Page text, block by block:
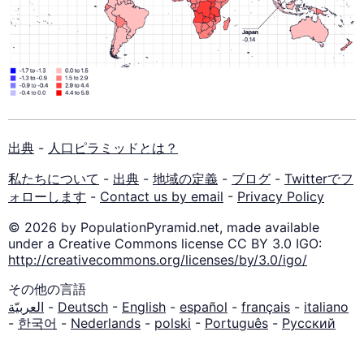
出典 - 人口ピラミッドとは？
私たちについて - 出典 - 地域の定義 - ブログ - Twitterでフ
ォローします - Contact us by email - Privacy Policy
© 2026 by PopulationPyramid.net, made available
under a Creative Commons license CC BY 3.0 IGO:
http://creativecommons.org/licenses/by/3.0/igo/
その他の言語
العربيّة - Deutsch - English - español - français - italiano
- 한국어 - Nederlands - polski - Português - Русский